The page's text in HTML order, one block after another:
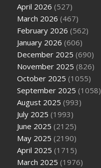
April 2026 (527)
March 2026 (467)
February 2026 (562)
January 2026 (606)
December 2025 (690)
November 2025 (826)
October 2025 (1055)
September 2025 (1058)
August 2025 (993)
July 2025 (1993)
June 2025 (2125)
May 2025 (2190)
April 2025 (1715)
March 2025 (1976)